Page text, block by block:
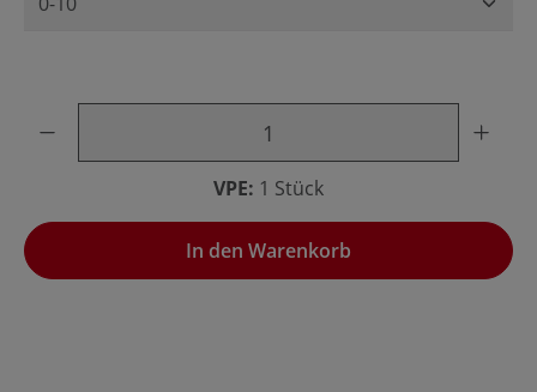
VPE: 1 Stück
In den Warenkorb